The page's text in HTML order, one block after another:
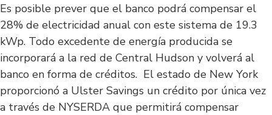
Es posible prever que el banco podrá compensar el
28% de electricidad anual con este sistema de 19.3
kWp. Todo excedente de energía producida se
incorporará a la red de Central Hudson y volverá al
banco en forma de créditos. El estado de New York
proporcionó a Ulster Savings un crédito por única vez
a través de NYSERDA que permitirá compensar